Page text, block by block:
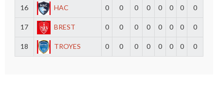
16 HAC 0 0 0 0 0 0 0 0
17 BREST 0 0 0 0 0 0 0 0
18 TROYES 0 0 0 0 0 0 0 0